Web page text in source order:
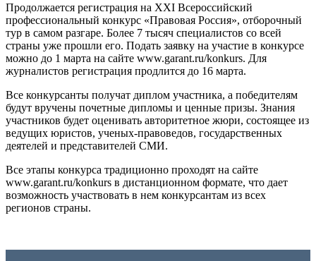
Продолжается регистрация на XXI Всероссийский
профессиональный конкурс «Правовая Россия», отборочный
тур в самом разгаре. Более 7 тысяч специалистов со всей
страны уже прошли его. Подать заявку на участие в конкурсе
можно до 1 марта на сайте www.garant.ru/konkurs. Для
журналистов регистрация продлится до 16 марта.
Все конкурсанты получат диплом участника, а победителям
будут вручены почетные дипломы и ценные призы. Знания
участников будет оценивать авторитетное жюри, состоящее из
ведущих юристов, ученых-правоведов, государственных
деятелей и представителей СМИ.
Все этапы конкурса традиционно проходят на сайте
www.garant.ru/konkurs в дистанционном формате, что дает
возможность участвовать в нем конкурсантам из всех
регионов страны.